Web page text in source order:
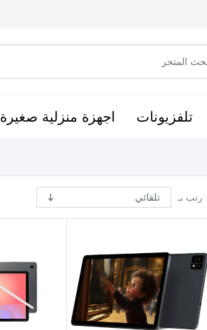
تلفزيونات اجهزة منزلية صغيرة
رتب بـ